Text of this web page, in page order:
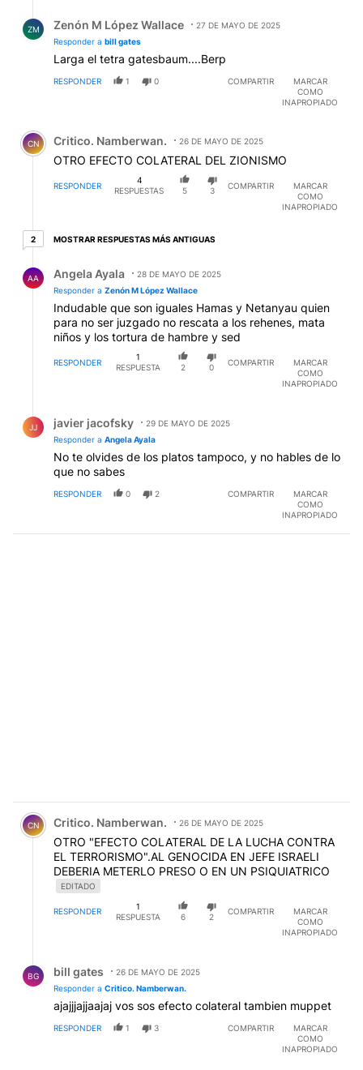
ZM Zenón M López Wallace
27 DE MAYO DE 2025
Responder a bill gates
Larga el tetra gatesbaum....Berp
RESPONDER 1 0 COMPARTIR
MARCAR
COMO
INAPROPIADO
Comentario de Critico. Namberwan..
CN Critico. Namberwan. 26 DE MAYO DE 2025
OTRO EFECTO COLATERAL DEL ZIONISMO
RESPONDER
4
RESPUESTAS
5 3
COMPARTIR
MARCAR
COMO
INAPROPIADO
22 respuestas más antiguas
MOSTRAR RESPUESTAS MÁS ANTIGUAS
AA Angela Ayala
28 DE MAYO DE 2025
Responder a Zenón M López Wallace
Indudable que son iguales Hamas y Netanyau quien
para no ser juzgado no rescata a los rehenes, mata
niños y los tortura de hambre y sed
RESPONDER
1
RESPUESTA
2 0
COMPARTIR
MARCAR
COMO
INAPROPIADO
JJ javier jacofsky
29 DE MAYO DE 2025
Responder a Angela Ayala
No te olvides de los platos tampoco, y no hables de lo
que no sabes
RESPONDER 0 2 COMPARTIR
MARCAR
COMO
INAPROPIADO
Comentario de Critico. Namberwan..
CN Critico. Namberwan. 26 DE MAYO DE 2025
OTRO "EFECTO COLATERAL DE LA LUCHA CONTRA
EL TERRORISMO".AL GENOCIDA EN JEFE ISRAELI
DEBERIA METERLO PRESO O EN UN PSIQUIATRICO
EDITADO
RESPONDER
1
RESPUESTA
6 2
COMPARTIR
MARCAR
COMO
INAPROPIADO
BG bill gates
26 DE MAYO DE 2025
Responder a Critico. Namberwan.
ajajjjajjaajaj vos sos efecto colateral tambien muppet
RESPONDER 1 3 COMPARTIR
MARCAR
COMO
INAPROPIADO